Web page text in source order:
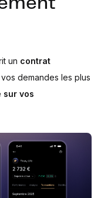
un contrat
vos demandes les plus
sur vos